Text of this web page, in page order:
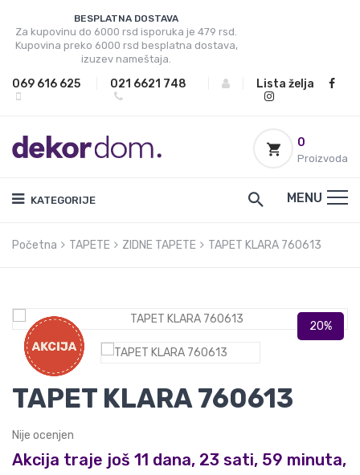
BESPLATNA DOSTAVA
Za kupovinu do 6000 rsd isporuka je 479 rsd.
Kupovina preko 6000 rsd besplatna dostava,
izuzev nameštaja.
069 616 625 021 6621 748 Lista želja
0
Proizvoda
KATEGORIJE MENU
Početna TAPETE ZIDNE TAPETE TAPET KLARA 760613
TAPET KLARA 760613
Nije ocenjen
Akcija traje još 11 dana, 23 sati, 59 minuta,